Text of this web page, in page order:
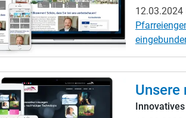
12.03.2024
Pfarreien
Unsere